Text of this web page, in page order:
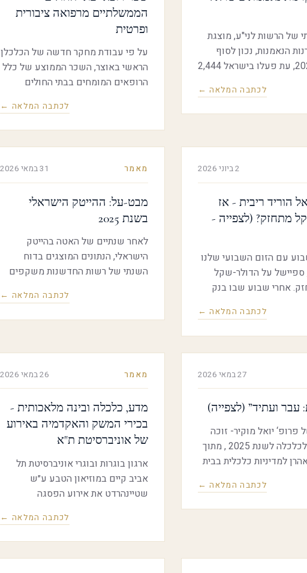
של הרשות לני"ע, מוצגת
הנאמנות, נכון לסוף
דצמבר 2025, עת פעלו בישראל 2,444
מיליארד ₪, צמיחה של למעלה מ-26%
וזאת ברקע אירועי
לכתבה המלאה ←
הממשלתיים מרפואה ציבורית
ופרטית
על פי עבודת מחקר חדשה של הכלכלן
הראשי באוצר, השכר הממוצע של כלל
הרופאים המומחים בבתי החולים
ציבורית ופרטית גם יחד, עמד על
כ-772 אלף ש"ח בשנה. מתוך סכום זה
פרטית.
לכתבה המלאה ←
2 ביוני 2026
הוריד ריבית - אז
מתחזק? (לצפייה -
עם הזום השבועי שלנו
על הדולר-שקל
אחרי שבוע שבו בנק
להתחזק, ניסינו לפרק
המרכזיות בשוק
לכתבה המלאה ←
מאמר 31 במאי 2026
מבט-על: ההייטק הישראלי
בשנת 2025
לאחר שנתיים של האטה בהייטק
הישראלי, הנתונים המוצגים בדוח
השנתי של רשות החדשנות משקפים
בענף. למרות סביבה ביטחונית וכלכלית
מורכבת, הוכיח הענף חוסן יוצא דופן
מצביע גם על אתגרים משמעותיים
לעתיד (שער חליפין, ריכוזיות גיוסי הון,
התרחבות הפעילות בחו"ל)
לכתבה המלאה ←
27 במאי 2026
עבר ועתיד” (לצפייה)
פרופ‘ יואל מוקיר- זוכה
פרס נובל לכלכלה לשנת 2025 , מתוך
למדיניות כלכלית בבית
רייכמן, שהתקיים בתאריכים 28–29
באפריל 2026, ועסק בנושא: האתגרים
לכתבה המלאה ←
מאמר 26 במאי 2026
מדע, כלכלה ובינה מלאכותית -
בכירי המשק והאקדמיה באירוע
של אוניברסיטת ת"א
ארגון בוגרות ובוגרי אוניברסיטת תל
אביב קיים במוזיאון הטבע ע״ש
שטיינהרדט את אירוע הפסגה
בהשתתפות בכירים מהמערכת
הבנקאית, יזמים, משקיעים ומובילי
לכתבה המלאה ←